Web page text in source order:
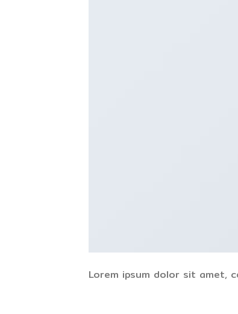
Lorem ipsum dolor sit amet,